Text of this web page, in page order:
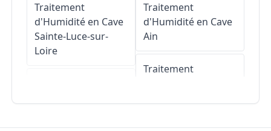
Traitement
d'Humidité en Cave
Sainte-Luce-sur-
Loire
Traitement
d'Humidité en Cave
Ain
Traitement